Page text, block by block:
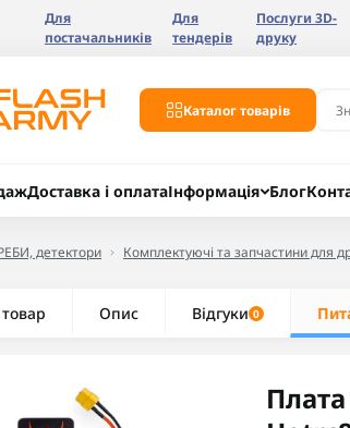
Для
постачальників
Для
тендерів
Послуги 3D-
друку
Каталог товарів
Доставка і оплатаІнформація Блог
детектори Комплектуючі та запчастини для
Опис Відгуки 0